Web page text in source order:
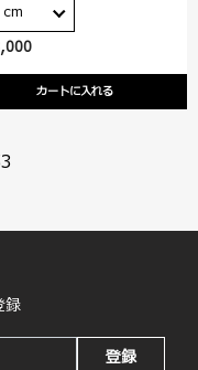
カートに入れる
cm
録
登録